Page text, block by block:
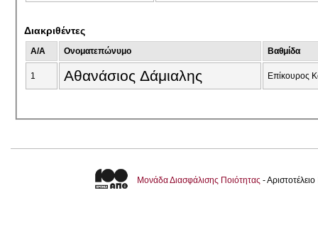
Διακριθέντες
A/A Ονοματεπώνυμο Βαθμίδα
1 Αθανάσιος Δάμιαλης Eπίκουρος
Μονάδα Διασφάλισης Ποιότητας -